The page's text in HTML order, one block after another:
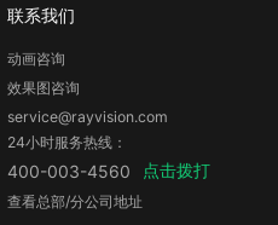
联系我们
动画咨询
效果图咨询
service@rayvision.com
24小时服务热线：
400-003-4560 点击拨打
查看总部/分公司地址